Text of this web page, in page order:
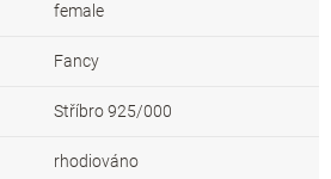
female
Fancy
Stříbro 925/000
rhodiováno